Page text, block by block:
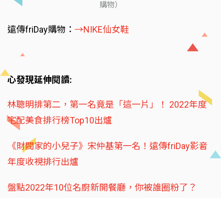
購物）
遠傳friDay購物： →NIKE仙女鞋
心發現延伸閱讀:
林聰明排第二，第一名竟是「這一片」！ 2022年度
宅配美食排行榜Top10出爐
《財閥家的小兒子》宋仲基第一名！遠傳friDay影音
年度收視排行出爐
盤點2022年10位名廚新開餐廳，你被誰圈粉了？